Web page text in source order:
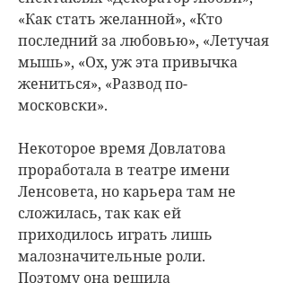
«Как стать желанной», «Кто
последний за любовью», «Летучая
мышь», «Ох, уж эта привычка
жениться», «Развод по-
московски».
Некоторое время Довлатова
проработала в театре имени
Ленсовета, но карьера там не
сложилась, так как ей
приходилось играть лишь
малозначительные роли.
Поэтому она решила